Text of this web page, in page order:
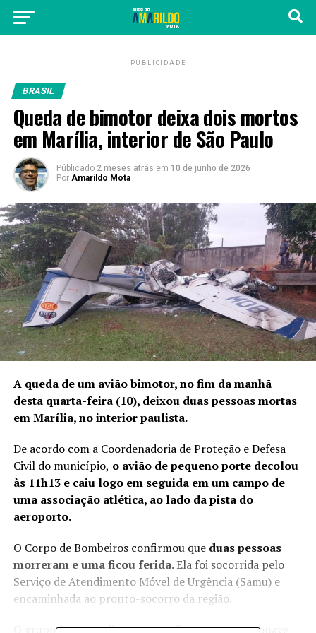
PUBLICIDADE
BRASIL
Queda de bimotor deixa dois mortos
em Marília, interior de São Paulo
Públicado 2 meses atrás em 10 de junho de 2026
Por Amarildo Mota
A queda de um avião bimotor, no fim da manhã
desta quarta-feira (10), deixou duas pessoas mortas
em Marília, no interior paulista.
De acordo com a Coordenadoria de Proteção e Defesa
Civil do município, o avião de pequeno porte decolou
às 11h13 e caiu logo em seguida em um campo de
uma associação atlética, ao lado da pista do
aeroporto.
O Corpo de Bombeiros confirmou que duas pessoas
morreram e uma ficou ferida. Ela foi socorrida pelo
Serviço de Atendimento Móvel de Urgência (Samu) e
encaminhada ao pronto-socorro da região.
O grupo Ponzan Alimentos confirmou que a aeronave